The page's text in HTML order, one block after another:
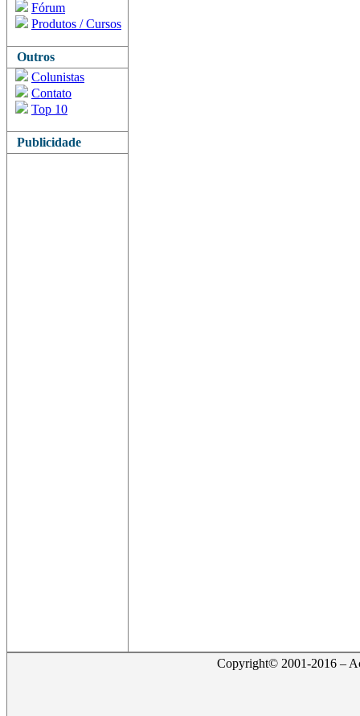
Fórum
Produtos / Cursos
Outros
Colunistas
Contato
Top 10
Publicidade
Copyright© 2001-2016 –